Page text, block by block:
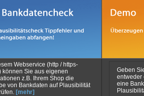
Webservice (http / https-
können Sie aus eigenen
z.B. Ihrem Shop die
von Bankdaten auf Plausibilität
[mehr]
Geben
entweder
eine